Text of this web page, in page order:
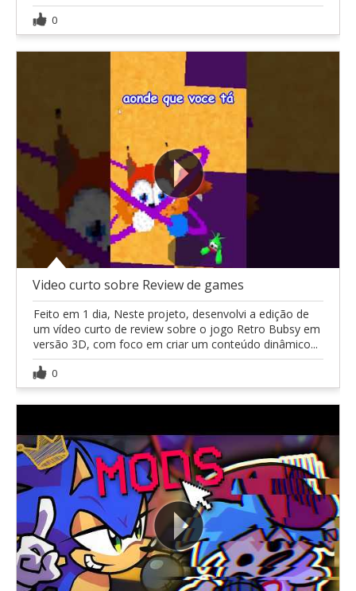
0
Video curto sobre Review de games
Feito em 1 dia, Neste projeto, desenvolvi a edição de
um vídeo curto de review sobre o jogo Retro Bubsy em
versão 3D, com foco em criar um conteúdo dinâmico...
0